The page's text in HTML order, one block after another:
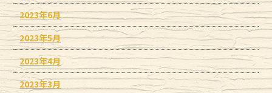
2023年6月
2023年5月
2023年4月
2023年3月